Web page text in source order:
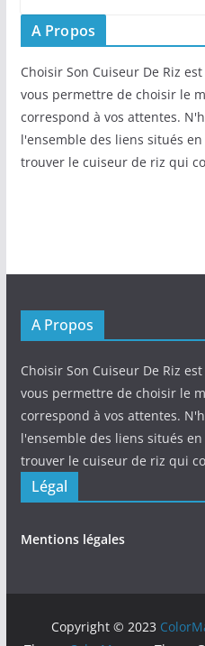
A Propos
Choisir Son Cuiseur De Riz
vous permettre de choisir le
correspond à vos attentes.
l'ensemble des liens situés
trouver le cuiseur de riz qui
A Propos
Choisir Son Cuiseur De Riz
vous permettre de choisir le
correspond à vos attentes.
l'ensemble des liens situés
trouver le cuiseur de riz qui
Légal
Mentions légales
Copyright © 2023